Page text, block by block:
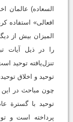
السعاده) عالمان
افعالی» استفاده
المیزان بیش از
را در ذیل آیات
تنزل‌یافته توحید
توحید و اخلاق
چون مباحث در
توحید با گسترة
پرداخته است و